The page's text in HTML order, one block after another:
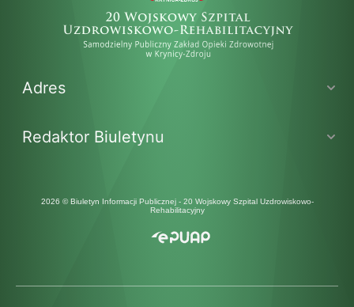
Adres
Redaktor Biuletynu
2026 © Biuletyn Informacji Publicznej - 20 Wojskowy Szpital Uzdrowiskowo-
Rehabilitacyjny